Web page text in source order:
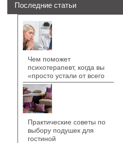
Последние статьи
Чем поможет
психотерапевт, когда вы
«просто устали от всего
Практические советы по
выбору подушек для
гостиной